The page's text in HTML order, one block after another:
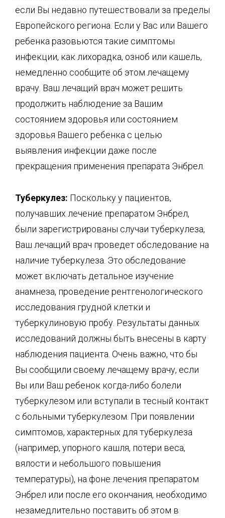
если Вы недавно путешествовали за пределы
Европейского региона. Если у Вас или Вашего
ребенка разовьются такие симптомы
инфекции, как лихорадка, озноб или кашель,
немедленно сообщите об этом лечащему
врачу. Ваш лечащий врач может решить
продолжить наблюдение за Вашим
состоянием здоровья или состоянием
здоровья Вашего ребенка с целью
выявления инфекции даже после
прекращения применения препарата Энбрел.
Туберкулез: Поскольку у пациентов,
получавших лечение препаратом Энбрел,
были зарегистрированы случаи туберкулеза,
Ваш лечащий врач проведет обследование на
наличие туберкулеза. Это обследование
может включать детальное изучение
анамнеза, проведение рентгенологического
исследования грудной клетки и
туберкулиновую пробу. Результаты данных
исследований должны быть внесены в карту
наблюдения пациента. Очень важно, что бы
Вы сообщили своему лечащему врачу, если
Вы или Ваш ребенок когда-либо болели
туберкулезом или вступали в тесный контакт
с больными туберкулезом. При появлении
симптомов, характерных для туберкулеза
(например, упорного кашля, потери веса,
вялости и небольшого повышения
температуры), на фоне лечения препаратом
Энбрел или после его окончания, необходимо
незамедлительно поставить об этом в